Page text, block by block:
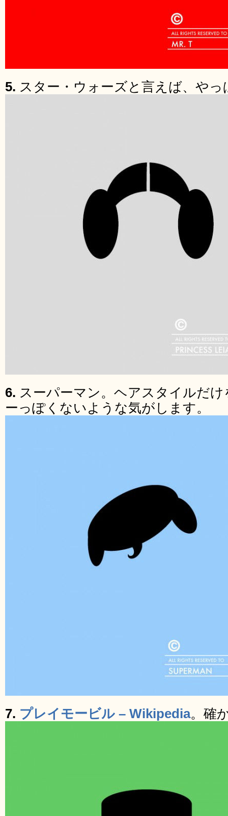
5. スター・ウォーズと言えば、やっ
6. スーパーマン。ヘアスタイルだ
ーっぽくないような気がします。
7. プレイモービル – Wikipedia。確